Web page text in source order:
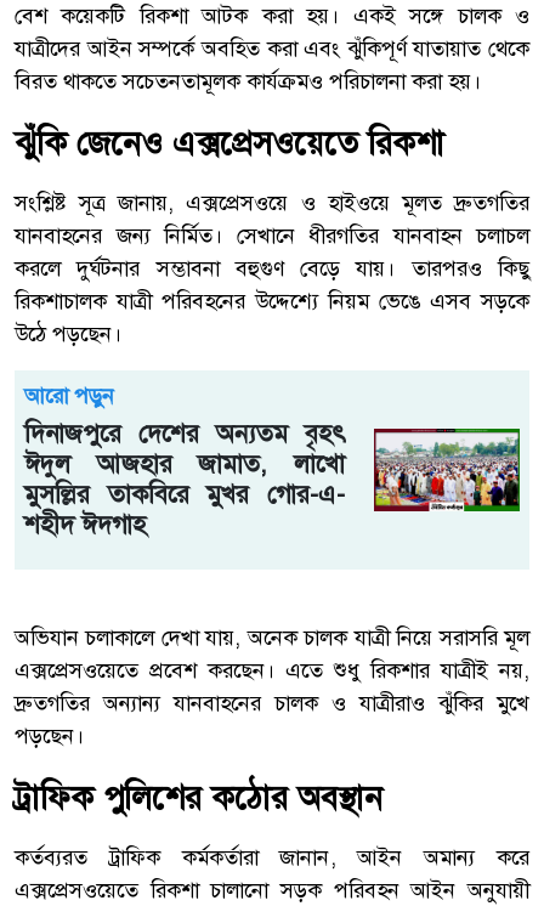
বেশ কয়েকটি রিকশা আটক করা হয়। একই সঙ্গে চালক ও
যাত্রীদের আইন সম্পর্কে অবহিত করা এবং ঝুঁকিপূর্ণ যাতায়াত থেকে
বিরত থাকতে সচেতনতামূলক কার্যক্রমও পরিচালনা করা হয়।
ঝুঁকি জেনেও এক্সপ্রেসওয়েতে রিকশা
সংশ্লিষ্ট সূত্র জানায়, এক্সপ্রেসওয়ে ও হাইওয়ে মূলত দ্রুতগতির
যানবাহনের জন্য নির্মিত। সেখানে ধীরগতির যানবাহন চলাচল
করলে দুর্ঘটনার সম্ভাবনা বহুগুণ বেড়ে যায়। তারপরও কিছু
রিকশাচালক যাত্রী পরিবহনের উদ্দেশ্যে নিয়ম ভেঙে এসব সড়কে
উঠে পড়ছেন।
আরো পড়ুন
দিনাজপুরে দেশের অন্যতম বৃহৎ
ঈদুল আজহার জামাত, লাখো
মুসল্লির তাকবিরে মুখর গোর-এ-
শহীদ ঈদগাহ
অভিযান চলাকালে দেখা যায়, অনেক চালক যাত্রী নিয়ে সরাসরি মূল
এক্সপ্রেসওয়েতে প্রবেশ করছেন। এতে শুধু রিকশার যাত্রীই নয়,
দ্রুতগতির অন্যান্য যানবাহনের চালক ও যাত্রীরাও ঝুঁকির মুখে
পড়ছেন।
ট্রাফিক পুলিশের কঠোর অবস্থান
কর্তব্যরত ট্রাফিক কর্মকর্তারা জানান, আইন অমান্য করে
এক্সপ্রেসওয়েতে রিকশা চালানো সড়ক পরিবহন আইন অনুযায়ী